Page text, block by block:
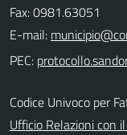
Fax: 0981.63051
E-mail:
PEC:
Codice Univoco per
Ufficio Relazioni con